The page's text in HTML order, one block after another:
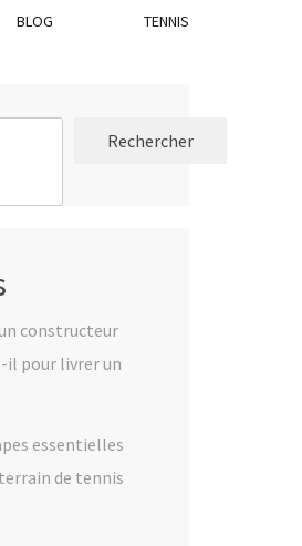
BLOG TENNIS
Rechercher
constructeur
il pour livrer un
essentielles
de tennis